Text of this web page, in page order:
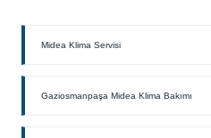
Midea Klima Servisi
Gaziosmanpaşa Midea Klima Bakımı